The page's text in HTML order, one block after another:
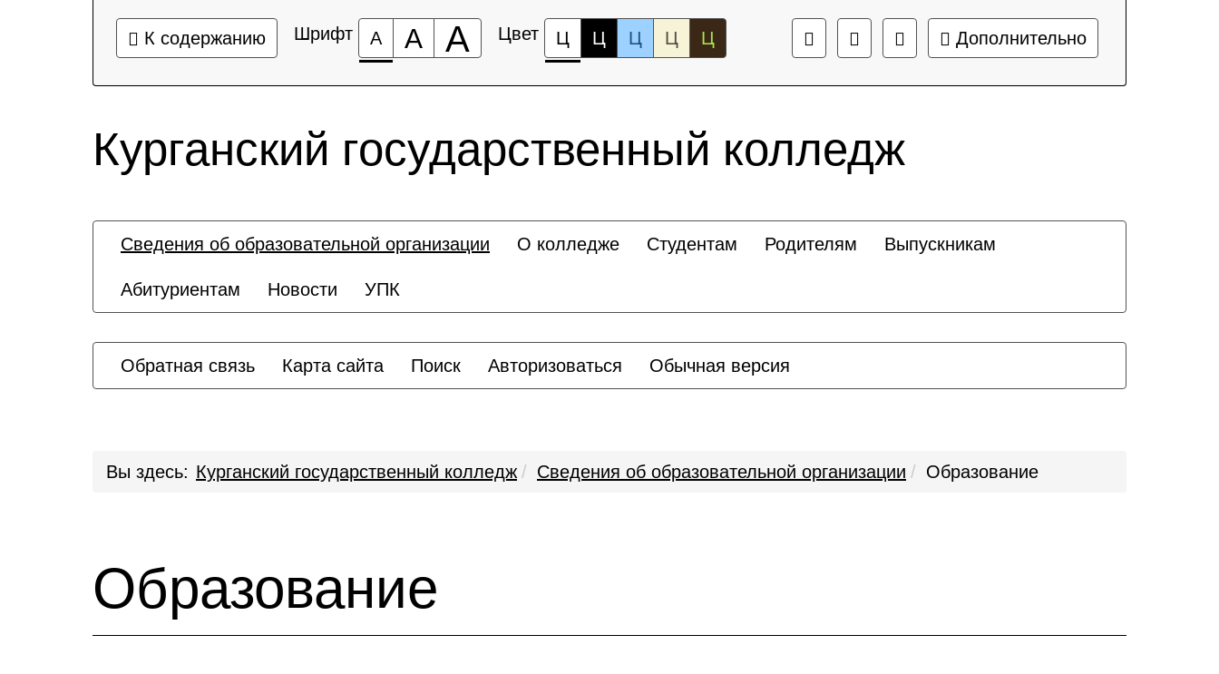
К содержанию Шрифт А А А Цвет Ц Ц Ц Ц Ц Дополнительно
Курганский государственный колледж
Сведения об образовательной организации О колледже Студентам Родителям Выпускникам
Абитуриентам Новости УПК
Обратная связь Карта сайта Поиск Авторизоваться Обычная версия
Вы здесь: Курганский государственный колледж Сведения об образовательной организации Образование
Образование